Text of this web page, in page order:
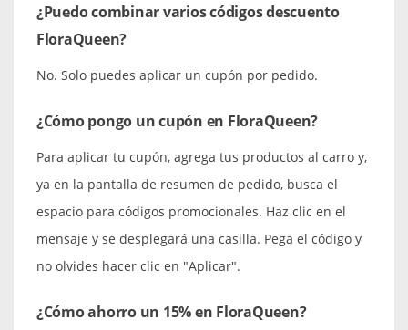
¿Puedo combinar varios códigos descuento
FloraQueen?
No. Solo puedes aplicar un cupón por pedido.
¿Cómo pongo un cupón en FloraQueen?
Para aplicar tu cupón, agrega tus productos al carro y,
ya en la pantalla de resumen de pedido, busca el
espacio para códigos promocionales. Haz clic en el
mensaje y se desplegará una casilla. Pega el código y
no olvides hacer clic en "Aplicar".
¿Cómo ahorro un 15% en FloraQueen?